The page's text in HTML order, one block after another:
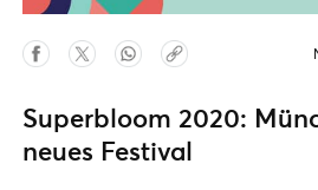
Superbloom 2020:
neues Festival